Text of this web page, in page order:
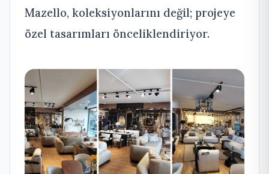
Mazello, koleksiyonlarını değil; projeye
özel tasarımları önceliklendiriyor.